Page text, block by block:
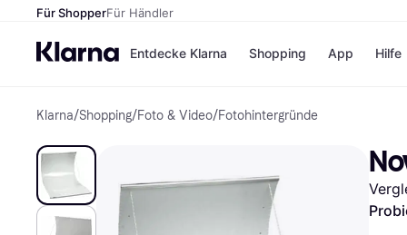
Für ShopperFür Händler
Entdecke Klarna
Zahlungsmethoden
Bezahle in 3
Teilzahlungen
Bezahle in bis zu 30
Tagen
Shopping
eBay
Temu
SHEIN
App Hilfe
Klarna/Shopping/Foto & Video/Fotohintergründe